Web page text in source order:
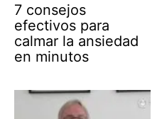
7 consejos
efectivos para
calmar la ansiedad
en minutos